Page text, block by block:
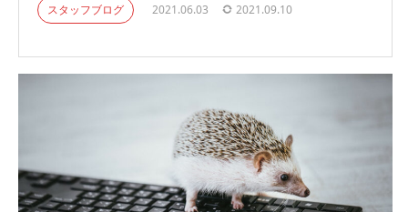
スタッフブログ 2021.06.03 2021.09.10